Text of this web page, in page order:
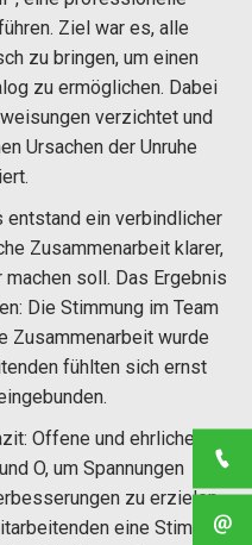
Ziel war es, alle
zu bringen, um einen
zu ermöglichen. Dabei
verzichtet und
Ursachen der Unruhe
ein verbindlicher
Zusammenarbeit klarer,
soll. Das Ergebnis
Die Stimmung im Team
Zusammenarbeit wurde
fühlten sich ernst
Offene und ehrliche
O, um Spannungen
zu erzielen.
eine Stimme